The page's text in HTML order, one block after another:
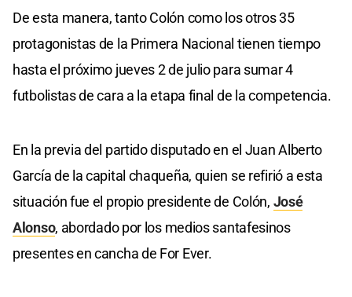
De esta manera, tanto Colón como los otros 35
protagonistas de la Primera Nacional tienen tiempo
hasta el próximo jueves 2 de julio para sumar 4
futbolistas de cara a la etapa final de la competencia.
En la previa del partido disputado en el Juan Alberto
García de la capital chaqueña, quien se refirió a esta
situación fue el propio presidente de Colón, José
Alonso, abordado por los medios santafesinos
presentes en cancha de For Ever.